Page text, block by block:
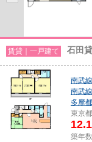
賃貸｜一戸建て 石田
南武線
南武線
多摩
東京都
12.1
築年